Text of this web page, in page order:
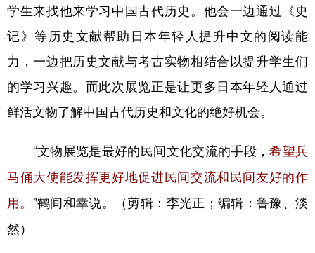
学生来找他来学习中国古代历史。他会一边通过《史
记》等历史文献帮助日本年轻人提升中文的阅读能
力，一边把历史文献与考古实物相结合以提升学生们
的学习兴趣。而此次展览正是让更多日本年轻人通过
鲜活文物了解中国古代历史和文化的绝好机会。
“文物展览是最好的民间文化交流的手段，希望兵
马俑大使能发挥更好地促进民间交流和民间友好的作
用。 ”鹤间和幸说。（剪辑：李光正；编辑：鲁豫、淡
然）